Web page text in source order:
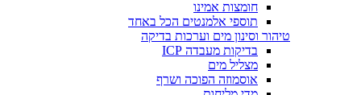
חומצות אמינו
תוספי אלמנטים הכל באחד
טיהור וסינון מים וערכות בדיקה
בדיקות מעבדה ICP
מצליל מים
אוסמוזה הפוכה ושרף